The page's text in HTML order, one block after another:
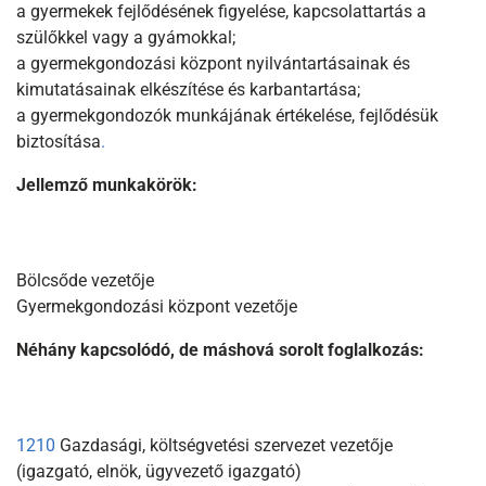
a gyermekek fejlődésének figyelése, kapcsolattartás a
szülőkkel vagy a gyámokkal;
a gyermekgondozási központ nyilvántartásainak és
kimutatásainak elkészítése és karbantartása;
a gyermekgondozók munkájának értékelése, fejlődésük
biztosítása.
Jellemző munkakörök:
Bölcsőde vezetője
Gyermekgondozási központ vezetője
Néhány kapcsolódó, de máshová sorolt foglalkozás:
1210 Gazdasági, költségvetési szervezet vezetője
(igazgató, elnök, ügyvezető igazgató)